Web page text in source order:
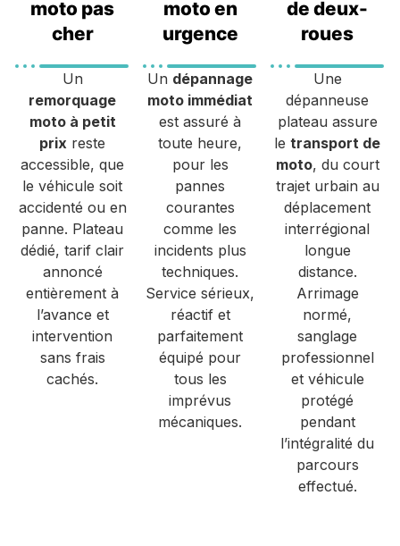
moto pas
cher
Un
remorquage
moto à petit
prix reste
accessible, que
le véhicule soit
accidenté ou en
panne. Plateau
dédié, tarif clair
annoncé
entièrement à
l’avance et
intervention
sans frais
cachés.
moto en
urgence
Un dépannage
moto immédiat
est assuré à
toute heure,
pour les
pannes
courantes
comme les
incidents plus
techniques.
Service sérieux,
réactif et
parfaitement
équipé pour
tous les
imprévus
mécaniques.
de deux-
roues
Une
dépanneuse
plateau assure
letransport de
moto, du court
trajet urbain au
déplacement
interrégional
longue
distance.
Arrimage
normé,
sanglage
professionnel
et véhicule
protégé
pendant
l’intégralité du
parcours
effectué.